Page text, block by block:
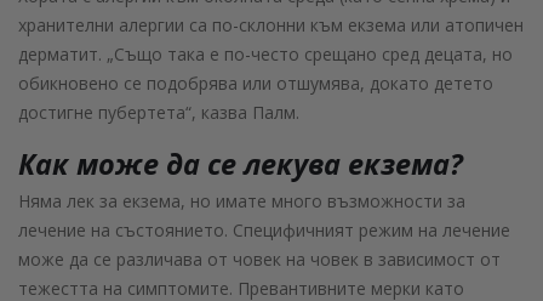
хранителни алергии са по-склонни към екзема или атопичен
дерматит. „Също така е по-често срещано сред децата, но
обикновено се подобрява или отшумява, докато детето
достигне пубертета“, казва Палм.
Как може да се лекува екзема?
Няма лек за екзема, но имате много възможности за
лечение на състоянието. Специфичният режим на лечение
може да се различава от човек на човек в зависимост от
тежестта на симптомите. Превантивните мерки като